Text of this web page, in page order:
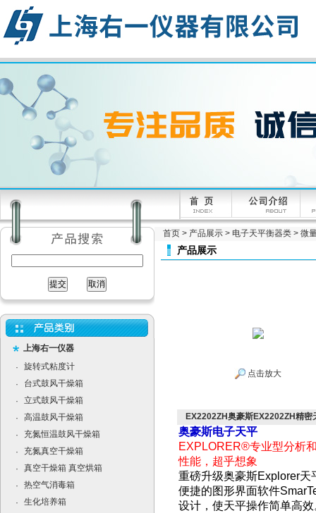
上海右一仪器
·
旋转式粘度计
·
台式鼓风干燥箱
·
立式鼓风干燥箱
·
高温鼓风干燥箱
·
充氮恒温鼓风干燥箱
·
充氮真空干燥箱
·
真空干燥箱 真空烘箱
·
热空气消毒箱
·
生化培养箱
首页 > 产品展示 > 电子天平衡器类 > 微
产品展示
点击放大
EX2202ZH奥豪斯EX2202ZH精密
奥豪斯电子天平
EXPLORER®专业型分析
性能，超乎想象
重磅升级奥豪斯Explorer天
便捷的图形界面软件
设计，使天平操作简单高效